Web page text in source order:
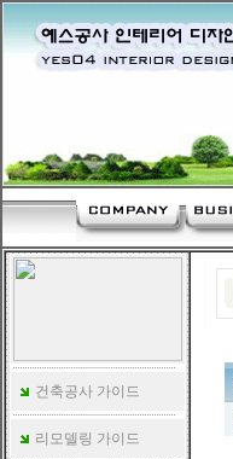
건축공사 가이드
리모델링 가이드